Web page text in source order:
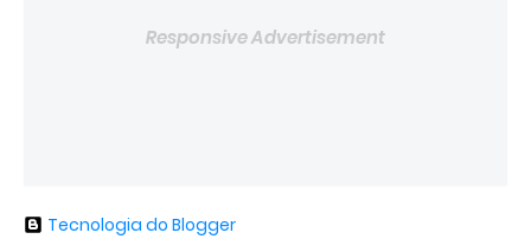
Responsive Advertisement
Tecnologia do Blogger